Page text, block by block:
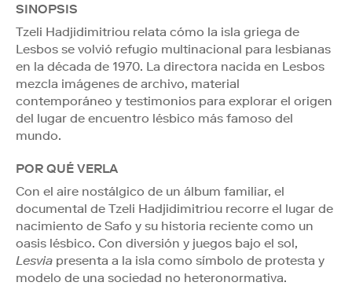
SINOPSIS
Tzeli Hadjidimitriou relata cómo la isla griega de
Lesbos se volvió refugio multinacional para lesbianas
en la década de 1970. La directora nacida en Lesbos
mezcla imágenes de archivo, material
contemporáneo y testimonios para explorar el origen
del lugar de encuentro lésbico más famoso del
mundo.
POR QUÉ VERLA
Con el aire nostálgico de un álbum familiar, el
documental de Tzeli Hadjidimitriou recorre el lugar de
nacimiento de Safo y su historia reciente como un
oasis lésbico. Con diversión y juegos bajo el sol,
Lesvia presenta a la isla como símbolo de protesta y
modelo de una sociedad no heteronormativa.